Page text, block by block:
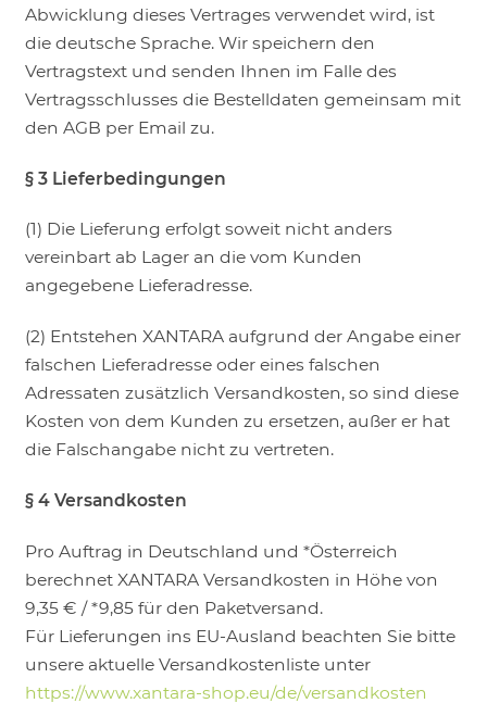
Abwicklung dieses Vertrages verwendet wird, ist
die deutsche Sprache. Wir speichern den
Vertragstext und senden Ihnen im Falle des
Vertragsschlusses die Bestelldaten gemeinsam mit
den AGB per Email zu.
§ 3 Lieferbedingungen
(1) Die Lieferung erfolgt soweit nicht anders
vereinbart ab Lager an die vom Kunden
angegebene Lieferadresse.
(2) Entstehen XANTARA aufgrund der Angabe einer
falschen Lieferadresse oder eines falschen
Adressaten zusätzlich Versandkosten, so sind diese
Kosten von dem Kunden zu ersetzen, außer er hat
die Falschangabe nicht zu vertreten.
§ 4 Versandkosten
Pro Auftrag in Deutschland und *Österreich
berechnet XANTARA Versandkosten in Höhe von
9,35 € / *9,85 für den Paketversand.
Für Lieferungen ins EU-Ausland beachten Sie bitte
unsere aktuelle Versandkostenliste unter
https://www.xantara-shop.eu/de/versandkosten